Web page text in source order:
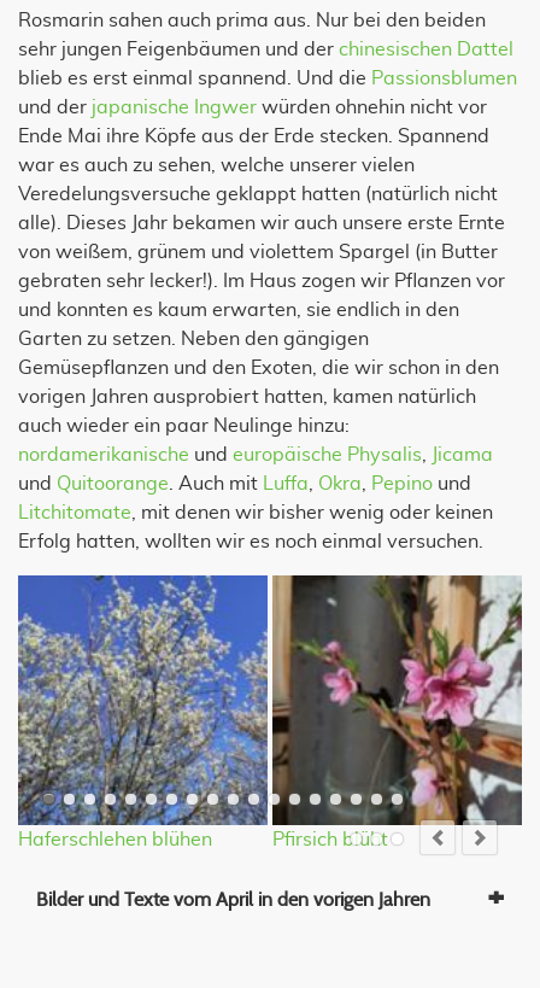
Rosmarin sahen auch prima aus. Nur bei den beiden
sehr jungen Feigenbäumen und der chinesischen Dattel
blieb es erst einmal spannend. Und die Passionsblumen
und der japanische Ingwer würden ohnehin nicht vor
Ende Mai ihre Köpfe aus der Erde stecken. Spannend
war es auch zu sehen, welche unserer vielen
Veredelungsversuche geklappt hatten (natürlich nicht
alle). Dieses Jahr bekamen wir auch unsere erste Ernte
von weißem, grünem und violettem Spargel (in Butter
gebraten sehr lecker!). Im Haus zogen wir Pflanzen vor
und konnten es kaum erwarten, sie endlich in den
Garten zu setzen. Neben den gängigen
Gemüsepflanzen und den Exoten, die wir schon in den
vorigen Jahren ausprobiert hatten, kamen natürlich
auch wieder ein paar Neulinge hinzu:
nordamerikanische und europäische Physalis
Jicama
und Quitoorange . Auch mit Luffa Okra Pepino und
Litchitomate , mit denen wir bisher wenig oder keinen
Erfolg hatten, wollten wir es noch einmal versuchen.
Haferschlehen blühen Pfirsich blüht
Bilder und Texte vom April in den vorigen Jahren